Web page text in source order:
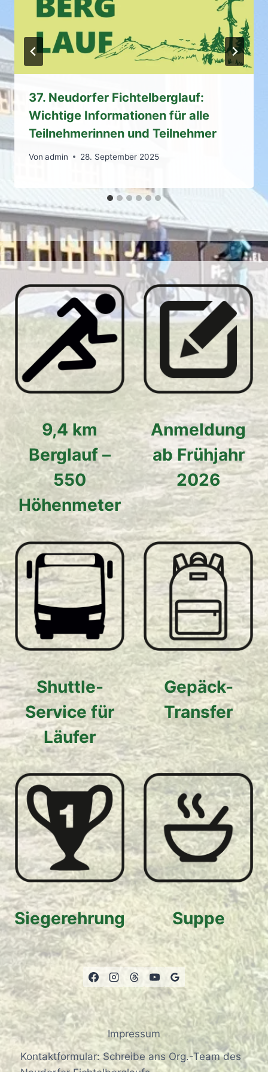
37. Neudorfer Fichtelberglauf:
Wichtige Informationen für alle
Teilnehmerinnen und Teilnehmer
Von admin 28. September 2025
9,4 km
Berglauf –
550
Höhenmeter
Anmeldung
ab Frühjahr
2026
Shuttle-
Service für
Läufer
Gepäck-
Transfer
Siegerehrung Suppe
Impressum
Kontaktformular: Schreibe ans Org.-Team des